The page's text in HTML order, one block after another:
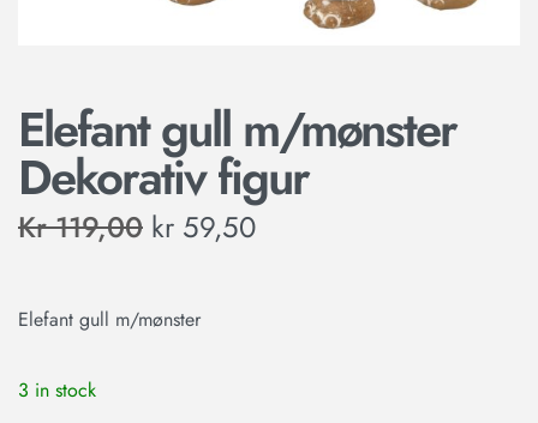
Elefant gull m/mønster
Dekorativ figur
Kr119,00 kr 59,50
Elefant gull m/mønster
3 in stock